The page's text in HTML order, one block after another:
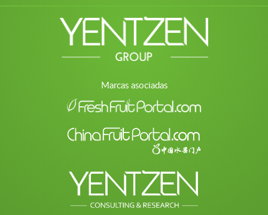
Marcas asociadas